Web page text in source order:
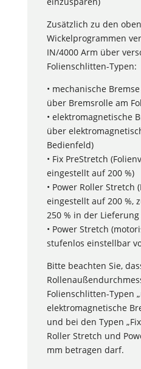
Zusätzlich zu den
Wickelprogrammen
IN/4000 Arm über
Folienschlitten-Typen:
• mechanische
über Bremsrolle am
• elektromagnetische
über
Bedienfeld)
• Fix PreStretch
eingestellt auf 200 %)
• Power Roller Stretch
eingestellt auf 200 %,
250 % in der
• Power Stretch
stufenlos einstellbar
Bitte beachten Sie,
Folienschlitten-Typen
elektromagnetische
und bei den Typen
Roller Stretch und
mm betragen darf.